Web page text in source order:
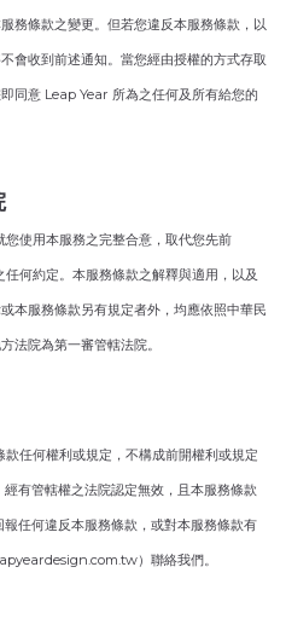
務條款之變更。但若您違反本服務條款，以
會收到前述通知。當您經由授權的方式存取
同意 Leap Year 所為之任何及所有給您的
使用本服務之完整合意，取代您先前
何約定。本服務條款之解釋與適用，以及
本服務條款另有規定者外，均應依照中華民
法院為第一審管轄法院。
任何權利或規定，不構成前開權利或規定
有管轄權之法院認定無效，且本服務條款
任何違反本服務條款，或對本服務條款有
）聯絡我們。